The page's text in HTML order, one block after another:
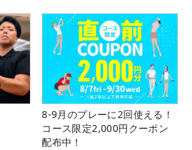
8-9月のプレーに2回使える！
コース限定2,000円クーポン
配布中！